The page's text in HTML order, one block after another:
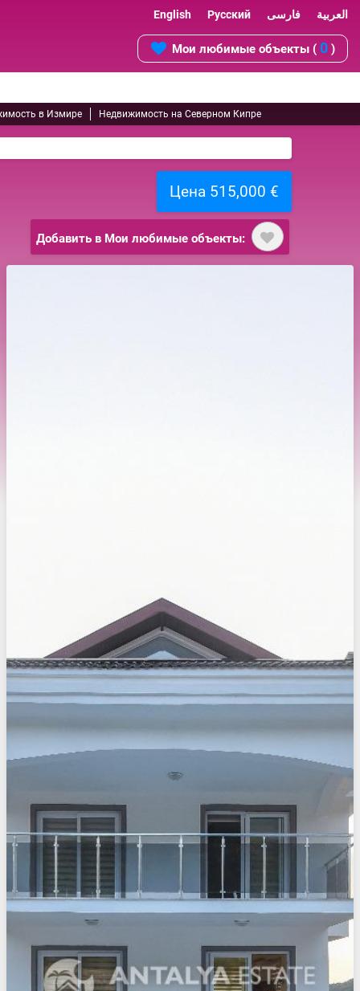
English Русский فارسی العربية
Мои любимые объекты ( 0 )
в Измире Недвижимость на Северном Кипре
Цена 515,000 €
Добавить в Мои любимые объекты: